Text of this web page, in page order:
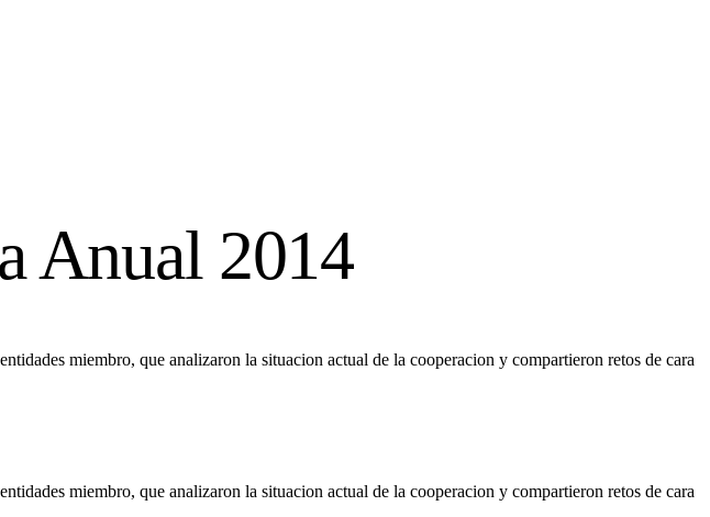
Anual 2014
miembro, que analizaron la situacion actual de la cooperacion y compartieron retos de cara
miembro, que analizaron la situacion actual de la cooperacion y compartieron retos de cara